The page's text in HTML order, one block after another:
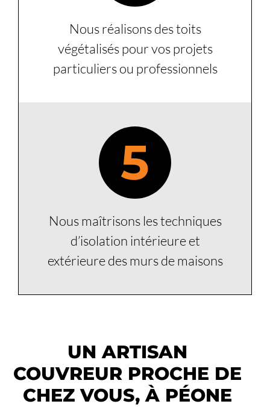
Nous réalisons des toits
végétalisés pour vos projets
particuliers ou professionnels
5
Nous maîtrisons les techniques
d’isolation intérieure et
extérieure des murs de maisons
UN ARTISAN
COUVREUR PROCHE DE
CHEZ VOUS, À PÉONE